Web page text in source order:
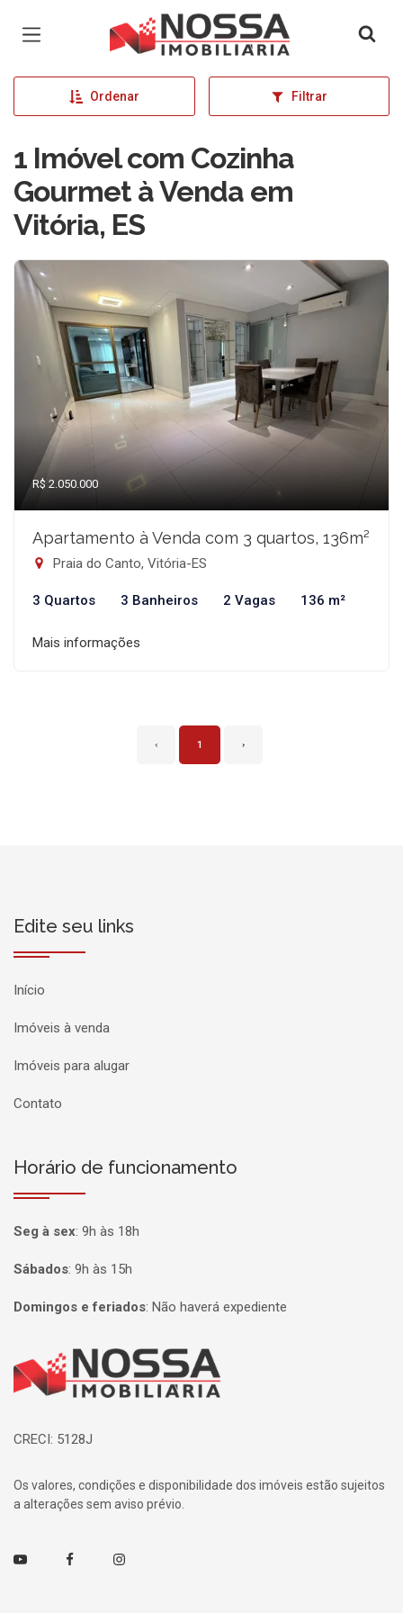
Página inicial
Ordenar Filtrar
1 Imóvel com Cozinha
Gourmet à Venda em
Vitória, ES
R$ 2.050.000
Apartamento à Venda com 3 quartos, 136m²
Praia do Canto, Vitória-ES
3 Quartos 3 Banheiros 2 Vagas 136 m²
Mais informações
‹ 1 ›
Edite seu links
Início
Imóveis à venda
Imóveis para alugar
Contato
Horário de funcionamento
Seg à sex: 9h às 18h
Sábados: 9h às 15h
Domingos e feriados: Não haverá expediente
Página inicial
CRECI: 5128J
Os valores, condições e disponibilidade dos imóveis estão sujeitos
a alterações sem aviso prévio.
Youtube FacebookInstagram